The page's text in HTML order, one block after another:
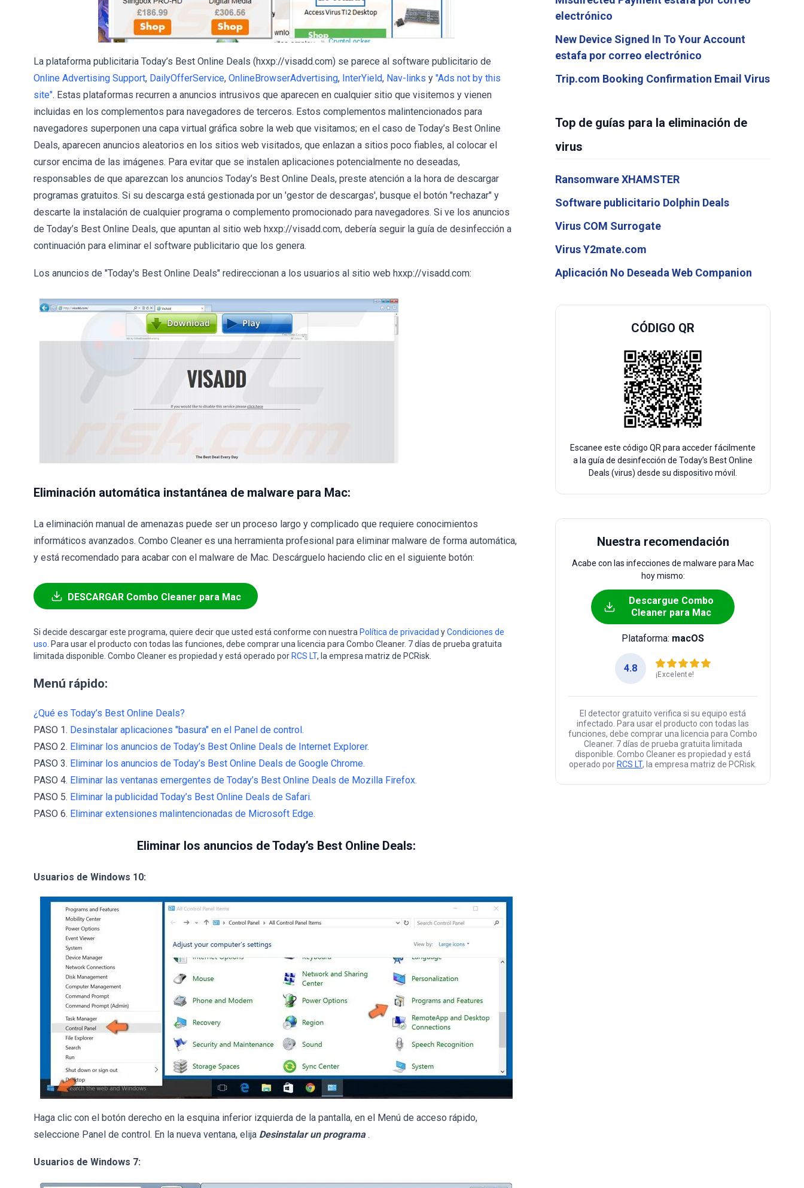
La plataforma publicitaria Today’s Best Online Deals (hxxp://visadd.com) se parece al software publicitario de
Online Advertising Support, DailyOfferService, OnlineBrowserAdvertising, InterYield, Nav-links y "Ads not by this
site". Estas plataformas recurren a anuncios intrusivos que aparecen en cualquier sitio que visitemos y vienen
incluidas en los complementos para navegadores de terceros. Estos complementos malintencionados para
navegadores superponen una capa virtual gráfica sobre la web que visitamos; en el caso de Today’s Best Online
Deals, aparecen anuncios aleatorios en los sitios web visitados, que enlazan a sitios poco fiables, al colocar el
cursor encima de las imágenes. Para evitar que se instalen aplicaciones potencialmente no deseadas,
responsables de que aparezcan los anuncios Today’s Best Online Deals, preste atención a la hora de descargar
programas gratuitos. Si su descarga está gestionada por un 'gestor de descargas', busque el botón "rechazar" y
descarte la instalación de cualquier programa o complemento promocionado para navegadores. Si ve los anuncios
de Today’s Best Online Deals, que apuntan al sitio web hxxp://visadd.com, debería seguir la guía de desinfección a
continuación para eliminar el software publicitario que los genera.
Los anuncios de "Today's Best Online Deals" redireccionan a los usuarios al sitio web hxxp://visadd.com:
Eliminación automática instantánea de malware para Mac:
La eliminación manual de amenazas puede ser un proceso largo y complicado que requiere conocimientos
informáticos avanzados. Combo Cleaner es una herramienta profesional para eliminar malware de forma automática,
y está recomendado para acabar con el malware de Mac. Descárguelo haciendo clic en el siguiente botón:
DESCARGAR Combo Cleaner para Mac
Si decide descargar este programa, quiere decir que usted está conforme con nuestra Política de privacidad yCondiciones de
uso . Para usar el producto con todas las funciones, debe comprar una licencia para Combo Cleaner. 7 días de prueba gratuita
limitada disponible. Combo Cleaner es propiedad y está operado por RCS LT, la empresa matriz de PCRisk.
Menú rápido:
¿Qué es Today’s Best Online Deals?
PASO 1. Desinstalar aplicaciones "basura" en el Panel de control.
PASO 2. Eliminar los anuncios de Today’s Best Online Deals de Internet Explorer.
PASO 3. Eliminar los anuncios de Today’s Best Online Deals de Google Chrome.
PASO 4. Eliminar las ventanas emergentes de Today’s Best Online Deals de Mozilla Firefox.
PASO 5. Eliminar la publicidad Today’s Best Online Deals de Safari.
PASO 6. Eliminar extensiones malintencionadas de Microsoft Edge.
Eliminar los anuncios de Today’s Best Online Deals:
Usuarios de Windows 10:
Haga clic con el botón derecho en la esquina inferior izquierda de la pantalla, en el Menú de acceso rápido,
seleccione Panel de control. En la nueva ventana, elija Desinstalar un programa .
Usuarios de Windows 7:
electrónico
New Device Signed In To Your Account
estafa por correo electrónico
Trip.com Booking Confirmation Email Virus
Top de guías para la eliminación de
virus
Ransomware XHAMSTER
Software publicitario Dolphin Deals
Virus COM Surrogate
Virus Y2mate.com
Aplicación No Deseada Web Companion
CÓDIGO QR
Escanee este código QR para acceder fácilmente
a la guía de desinfección de Today’s Best Online
Deals (virus) desde su dispositivo móvil.
Nuestra recomendación
Acabe con las infecciones de malware para Mac
hoy mismo:
Descargue Combo
Cleaner para Mac
Plataforma: macOS
4.8
¡Excelente!
El detector gratuito verifica si su equipo está
infectado. Para usar el producto con todas las
funciones, debe comprar una licencia para Combo
Cleaner. 7 días de prueba gratuita limitada
disponible. Combo Cleaner es propiedad y está
operado por RCS LT, la empresa matriz de PCRisk.